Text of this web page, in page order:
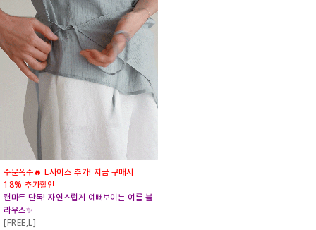
주문폭주🔥 L사이즈 추가! 지금 구매시
18% 추가할인
캔마트 단독! 자연스럽게 예뻐보이는 여름 블
라우스✨
[FREE,L]